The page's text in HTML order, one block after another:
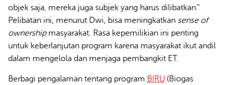
objek saja, mereka juga subjek yang harus dilibatkan.”
Pelibatan ini, menurut Dwi, bisa meningkatkan sense of
ownershipmasyarakat. Rasa kepemilikian ini penting
untuk keberlanjutan program karena masyarakat ikut andil
dalam mengelola dan menjaga pembangkit ET.
Berbagi pengalaman tentang program BIRU (Biogas